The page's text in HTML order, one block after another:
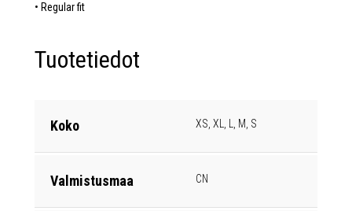
• Regular fit
Tuotetiedot
Koko XS, XL, L, M, S
Valmistusmaa CN